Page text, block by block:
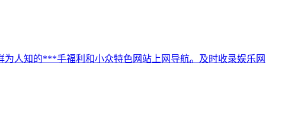
人知的***手福利和小众特色网站上网导航。及时收录娱乐网